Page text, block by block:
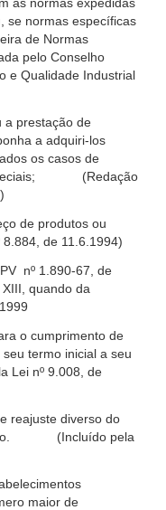
se normas específicas
de Normas
pelo Conselho
e Qualidade Industrial
a prestação de
a adquiri-los
os casos de
(Redação
de produtos ou
de 11.6.1994)
nº 1.890-67, de
quando da
o cumprimento de
termo inicial a seu
nº 9.008, de
reajuste diverso do
(Incluído pela
maior de